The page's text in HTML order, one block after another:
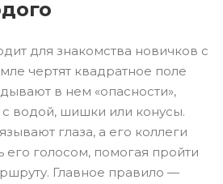
для знакомства новичков с
чертят квадратное поле
в нем «опасности»,
водой, шишки или конусы.
глаза, а его коллеги
его голосом, помогая пройти
Главное правило —